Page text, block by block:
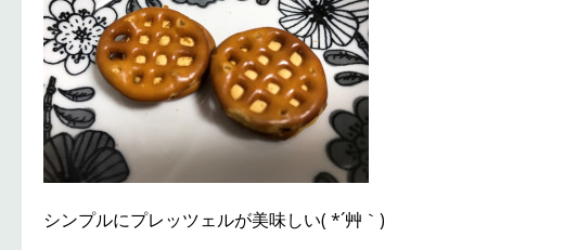
シンプルにプレッツェルが美味しい( *´艸｀)